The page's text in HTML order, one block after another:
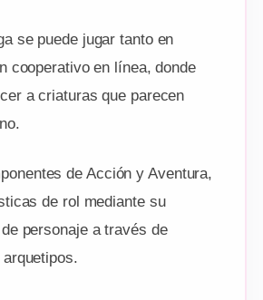
se puede jugar tanto en
cooperativo en línea, donde
a criaturas que parecen
de Acción y Aventura,
de rol mediante su
personaje a través de